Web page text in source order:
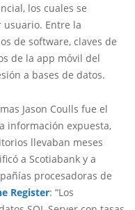
los cuales se
Entre la
de software, claves de
de la app móvil del
a bases de datos.
Jason Coulls fue el
información expuesta,
llevaban meses
a Scotiabank y a
procesadoras de
Register: “Los